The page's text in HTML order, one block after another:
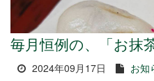
毎月恒例の、「お抹
2024年09月17日 お知